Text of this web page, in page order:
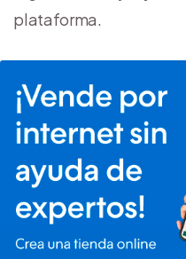
plataforma.